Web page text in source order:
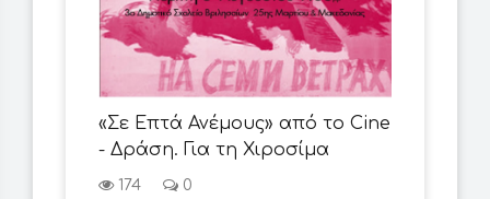
«Σε Επτά Ανέμους» από το Cine
- Δράση. Για τη Χιροσίμα
174 0